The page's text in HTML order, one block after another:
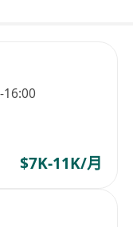
$7K-11K/月